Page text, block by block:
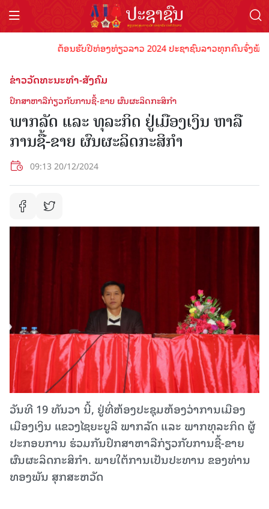
ຕ້ອນຮັບປີທ່ອງທ່ຽວລາວ 2024 ປະຊາຊົນລາວທຸກຄົນຈົ່ງພ້ອ
ຂ່າວວັດທະນະທຳ-ສັງຄົມ
ປຶກສາຫາລືກ່ຽວກັບການຊື້-ຂາຍ ຜົນຜະລິດກະສິກຳ
ພາກລັດ ແລະ ທຸລະກິດ ຢູ່ເມືອງເງິນ ຫາລື
ການຊື້-ຂາຍ ຜົນຜະລິດກະສິກຳ
09:13 20/12/2024
ວັນທີ 19 ທັນວາ ນີ້, ຢູ່ທີ່ຫ້ອງປະຊຸມຫ້ອງວ່າການເມືອງ
ເມືອງເງິນ ແຂວງໄຊຍະບູລີ ພາກລັດ ແລະ ພາກທຸລະກິດ ຜູ້
ປະກອບການ ຮ່ວມກັນປຶກສາຫາລືກ່ຽວກັບການຊື້-ຂາຍ
ຜົນຜະລິດກະສິກຳ. ພາຍໃຕ້ການເປັນປະທານ ຂອງທ່ານ
ທອງພັນ ສຸກສະຫວັດ